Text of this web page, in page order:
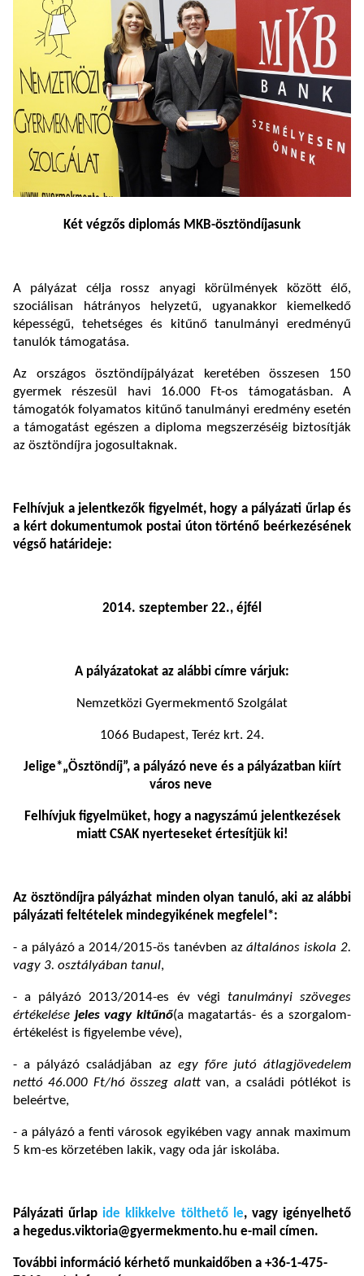
Két végzős diplomás MKB-ösztöndíjasunk
A pályázat célja rossz anyagi körülmények között élő,
szociálisan hátrányos helyzetű, ugyanakkor kiemelkedő
képességű, tehetséges és kitűnő tanulmányi eredményű
tanulók támogatása.
Az országos ösztöndíjpályázat keretében összesen 150
gyermek részesül havi 16.000 Ft-os támogatásban. A
támogatók folyamatos kitűnő tanulmányi eredmény esetén
a támogatást egészen a diploma megszerzéséig biztosítják
az ösztöndíjra jogosultaknak.
Felhívjuk a jelentkezők figyelmét, hogy a pályázati űrlap és
a kért dokumentumok postai úton történő beérkezésének
végső határideje:
2014. szeptember 22., éjfél
A pályázatokat az alábbi címre várjuk:
Nemzetközi Gyermekmentő Szolgálat
1066 Budapest, Teréz krt. 24.
Jelige*„Ösztöndíj”, a pályázó neve és a pályázatban kiírt
város neve
Felhívjuk figyelmüket, hogy a nagyszámú jelentkezések
miatt CSAK nyerteseket értesítjük ki!
Az ösztöndíjra pályázhat minden olyan tanuló, aki az alábbi
pályázati feltételek mindegyikének megfelel*:
- a pályázó a 2014/2015-ös tanévben azáltalános iskola 2.
vagy 3. osztályában tanul,
- a pályázó 2013/2014-es év végi tanulmányi szöveges
értékelése jeles vagy kitűnő(a magatartás- és a szorgalom-
értékelést is figyelembe véve),
- a pályázó családjában az egy főre jutó átlagjövedelem
nettó 46.000 Ft/hó összeg alattvan, a családi pótlékot is
beleértve,
- a pályázó a fenti városok egyikében vagy annak maximum
5 km-es körzetében lakik, vagy oda jár iskolába.
Pályázati űrlap ide klikkelve tölthető le, vagy igényelhető
a hegedus.viktoria@gyermekmento.hu e-mail címen.
További információ kérhető munkaidőben a +36-1-475-